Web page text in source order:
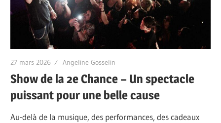
27 mars 2026 Angeline Gosselin
Show de la 2e Chance – Un spectacle
puissant pour une belle cause
Au-delà de la musique, des performances, des cadeaux